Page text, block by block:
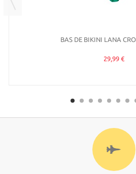
BAS DE BIKINI LANA
29,99 €